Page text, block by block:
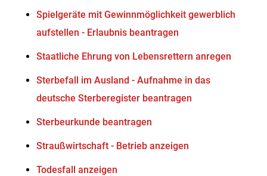
Spielgeräte mit Gewinnmöglichkeit gewerblich
aufstellen - Erlaubnis beantragen
Staatliche Ehrung von Lebensrettern anregen
Sterbefall im Ausland - Aufnahme in das
deutsche Sterberegister beantragen
Sterbeurkunde beantragen
Straußwirtschaft - Betrieb anzeigen
Todesfall anzeigen